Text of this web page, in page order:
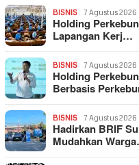
BISNIS 7 Agustus 2026
Holding
Lapangan Kerj…
BISNIS 7 Agustus 2026
Holding
Berbasis
BISNIS 7 Agustus 2026
Hadirkan BRIF
Mudahkan